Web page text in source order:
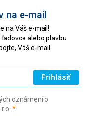
na e-mail
na Váš e-mail!
alebo plavbu
Váš e-mail
Prihlásiť
oznámení o
*(povinné)